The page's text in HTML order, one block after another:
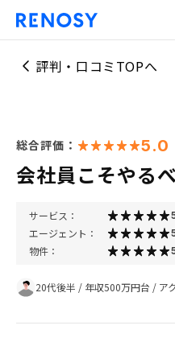
評判・口コミTOPへ
総合評価： 5.0
会社員こそやる
サービス：
エージェント：
物件：
20代後半 / 年収500万円台 / ア